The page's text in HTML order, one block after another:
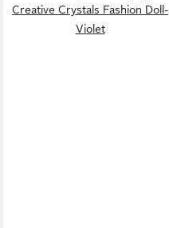
Creative Crystals Fashion Doll-
Violet